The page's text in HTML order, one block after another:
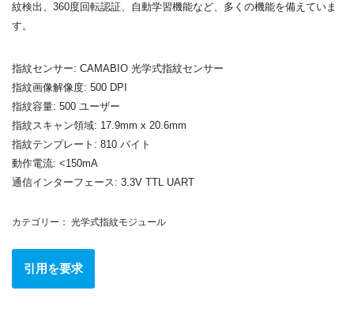
紋検出、360度回転認証、自動学習機能など、多くの機能を備えていま
す。
指紋センサー: CAMABIO 光学式指紋センサー
指紋画像解像度: 500 DPI
指紋容量: 500 ユーザー
指紋スキャン領域: 17.9mm x 20.6mm
指紋テンプレート: 810 バイト
動作電流: <150mA
通信インターフェース: 3.3V TTL UART
カテゴリー： 光学式指紋モジュール
引用を要求